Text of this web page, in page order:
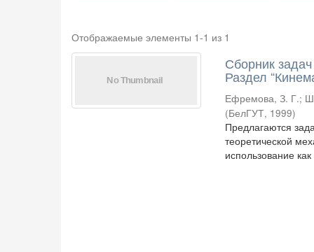
Отображаемые элементы 1-1 из 1
Сборник
Раздел
Ефремова, З. Г.;
(БелГУТ, 1999)
Предлагаются
теоретической
использование